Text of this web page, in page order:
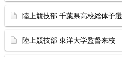
陸上競技部 千葉県高校総体予選
陸上競技部 東洋大学監督来校